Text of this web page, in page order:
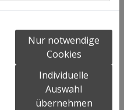
Nur notwendige
Cookies
Individuelle
Auswahl
übernehmen